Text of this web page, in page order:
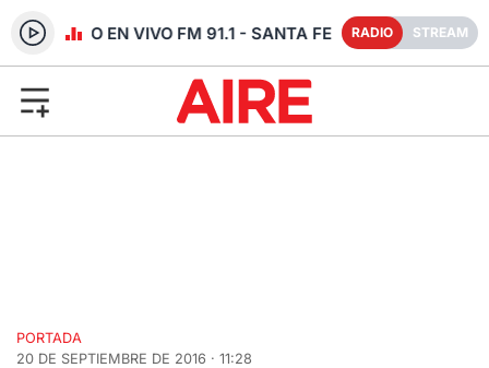
RADIO EN VIVO FM 91.1 - SANTA FE RADIO STREAM
PORTADA
20 DE SEPTIEMBRE DE 2016 · 11:28